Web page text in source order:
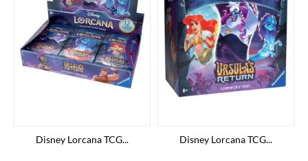
Disney Lorcana TCG... Disney Lorcana TCG...